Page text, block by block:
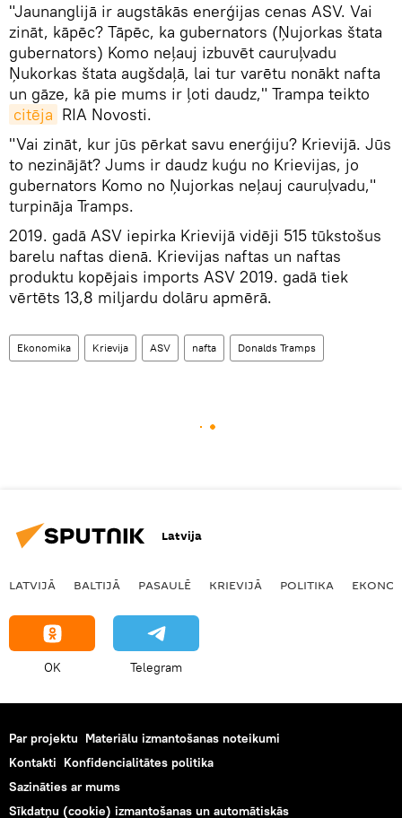
"Jaunanglijā ir augstākās enerģijas cenas ASV. Vai
zināt, kāpēc? Tāpēc, ka gubernators (Ņujorkas štata
gubernators) Komo neļauj izbuvēt cauruļvadu
Ņukorkas štata augšdaļā, lai tur varētu nonākt nafta
un gāze, kā pie mums ir ļoti daudz," Trampa teikto
citēja RIA Novosti.
"Vai zināt, kur jūs pērkat savu enerģiju? Krievijā. Jūs
to nezinājāt? Jums ir daudz kuģu no Krievijas, jo
gubernators Komo no Ņujorkas neļauj cauruļvadu,"
turpināja Tramps.
2019. gadā ASV iepirka Krievijā vidēji 515 tūkstošus
barelu naftas dienā. Krievijas naftas un naftas
produktu kopējais imports ASV 2019. gadā tiek
vērtēts 13,8 miljardu dolāru apmērā.
Ekonomika Krievija ASV nafta Donalds Tramps
Latvija
LATVIJĀ BALTIJĀ PASAULĒ KRIEVIJĀ POLITIKA
OK Telegram
Par projektu Materiālu izmantošanas noteikumi
Kontakti Konfidencialitātes politika
Sazināties ar mums
Sīkdatņu (cookie) izmantošanas un automātiskās